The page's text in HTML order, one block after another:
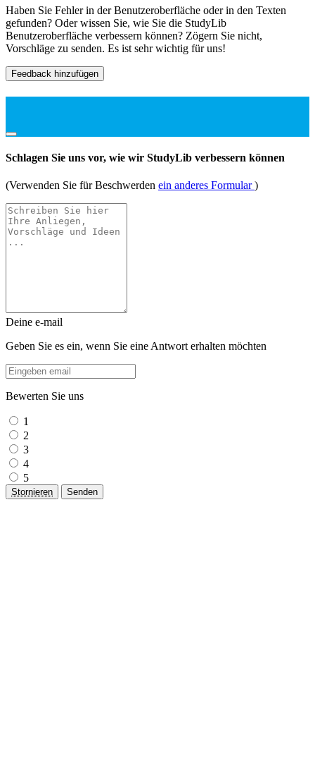
Haben Sie Fehler in der Benutzeroberfläche oder in den Texten
gefunden? Oder wissen Sie, wie Sie die StudyLib
Benutzeroberfläche verbessern können? Zögern Sie nicht,
Vorschläge zu senden. Es ist sehr wichtig für uns!
Feedback hinzufügen
Schlagen Sie uns vor, wie wir StudyLib verbessern können
(Verwenden Sie für Beschwerden ein anderes Formular)
Deine e-mail
Geben Sie es ein, wenn Sie eine Antwort erhalten möchten
Bewerten Sie uns
1
2
3
4
5
Stornieren Senden